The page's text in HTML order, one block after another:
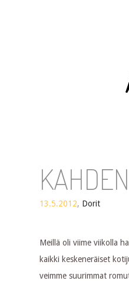
13.5.2012, Dorit
Meillä oli viime viikolla
kaikki keskeneräiset
veimme suurimmat